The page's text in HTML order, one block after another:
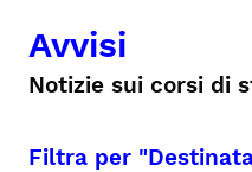
Avvisi
Notizie sui corsi di
Filtra per